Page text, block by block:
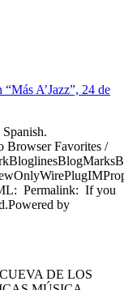
A’Jazz”, 24 de
Browser Favorites /
Permalink: If you
by
DE LOS